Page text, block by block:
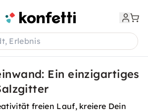
Erlebnis
Ein einzigartiges
freien Lauf, kreiere Dein